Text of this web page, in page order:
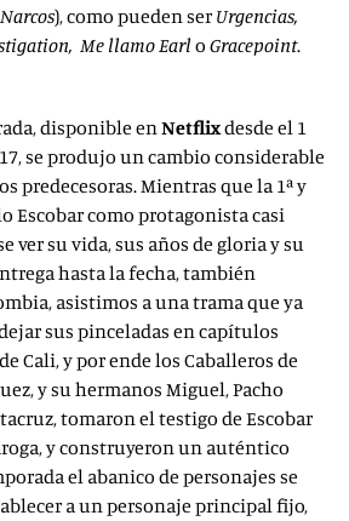
Narcos), como pueden ser Urgencias,
Me llamo Earl o Gracepoint.
disponible enNetflixdesde el 1
se produjo un cambio considerable
predecesoras. Mientras que la 1ª y
Escobar como protagonista casi
ver su vida, sus años de gloria y su
hasta la fecha, también
asistimos a una trama que ya
sus pinceladas en capítulos
Cali, y por ende los Caballeros de
y su hermanos Miguel, Pacho
tomaron el testigo de Escobar
y construyeron un auténtico
el abanico de personajes se
a un personaje principal fijo,